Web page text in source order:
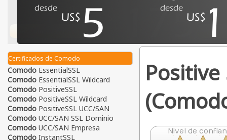
Certificados de Comodo
Comodo EssentialSSL
Comodo EssentialSSL Wildcard
Comodo PositiveSSL
Comodo PositiveSSL Wildcard
Comodo PositiveSSL UCC/SAN
Comodo UCC/SAN SSL Dominio
Comodo UCC/SAN Empresa
Comodo InstantSSL
Positive
(
Nivel de